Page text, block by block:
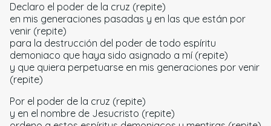
Declaro el poder de la cruz (repite)
en mis generaciones pasadas y en las que están por
venir (repite)
para la destrucción del poder de todo espíritu
demoniaco que haya sido asignado a mí (repite)
y que quiera perpetuarse en mis generaciones por venir
(repite)
Por el poder de la cruz (repite)
y en el nombre de Jesucristo (repite)